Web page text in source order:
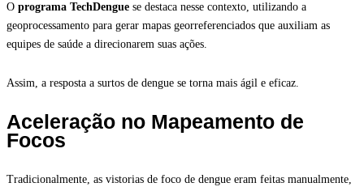
O programa TechDengue se destaca nesse contexto, utilizando a
geoprocessamento para gerar mapas georreferenciados que auxiliam as
equipes de saúde a direcionarem suas ações.
Assim, a resposta a surtos de dengue se torna mais ágil e eficaz.
Aceleração no Mapeamento de
Focos
Tradicionalmente, as vistorias de foco de dengue eram feitas manualmente,